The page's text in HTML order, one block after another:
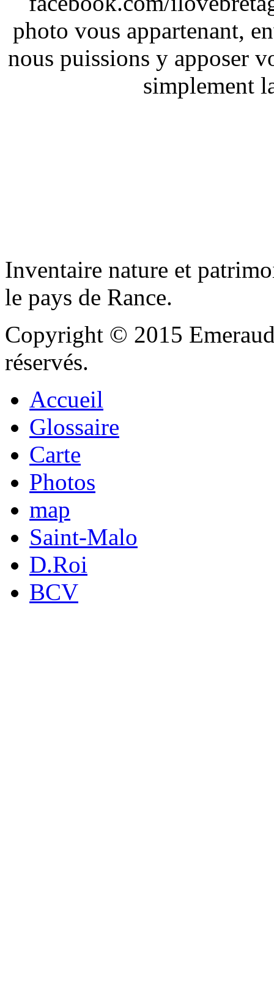
photo vous appartenant,
nous puissions y apposer
simplement
Inventaire nature et
le pays de Rance.
Copyright © 2015
réservés.
Accueil
Glossaire
Carte
Photos
map
Saint-Malo
D.Roi
BCV